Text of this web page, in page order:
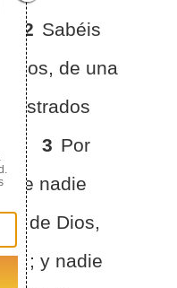
2 Sabéis
de una
3 Por
nadie
de Dios,
; y nadie